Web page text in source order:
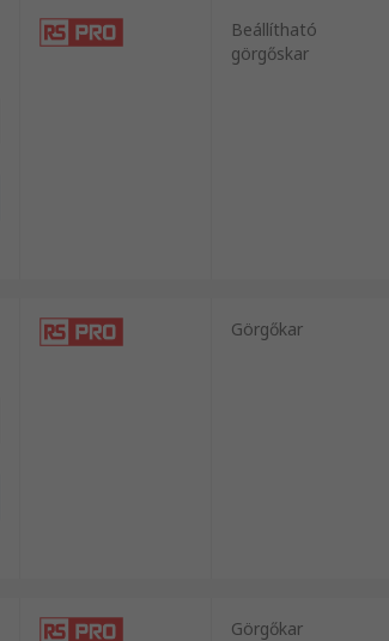
Beállítható
görgőskar
Görgőkar
Görgőkar